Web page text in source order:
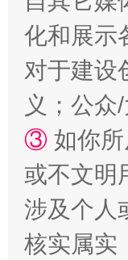
完善运行机
化和展示
对于建设
义；公
③ 如你
或不文明
涉及个人
核实属实